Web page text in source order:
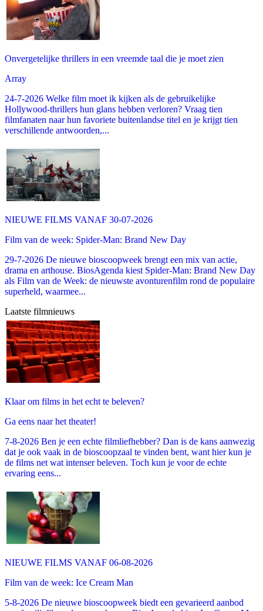
Onvergetelijke thrillers in een vreemde taal die je moet zien
Array
24-7-2026 Welke film moet ik kijken als de gebruikelijke
Hollywood-thrillers hun glans hebben verloren? Vraag tien
filmfanaten naar hun favoriete buitenlandse titel en je krijgt tien
verschillende antwoorden,...
NIEUWE FILMS VANAF 30-07-2026
Film van de week: Spider-Man: Brand New Day
29-7-2026 De nieuwe bioscoopweek brengt een mix van actie,
drama en arthouse. BiosAgenda kiest Spider-Man: Brand New Day
als Film van de Week: de nieuwste avonturenfilm rond de populaire
superheld, waarmee...
Laatste filmnieuws
Klaar om films in het echt te beleven?
Ga eens naar het theater!
7-8-2026 Ben je een echte filmliefhebber? Dan is de kans aanwezig
dat je ook vaak in de bioscoopzaal te vinden bent, want hier kun je
de films net wat intenser beleven. Toch kun je voor de echte
ervaring eens...
NIEUWE FILMS VANAF 06-08-2026
Film van de week: Ice Cream Man
5-8-2026 De nieuwe bioscoopweek biedt een gevarieerd aanbod